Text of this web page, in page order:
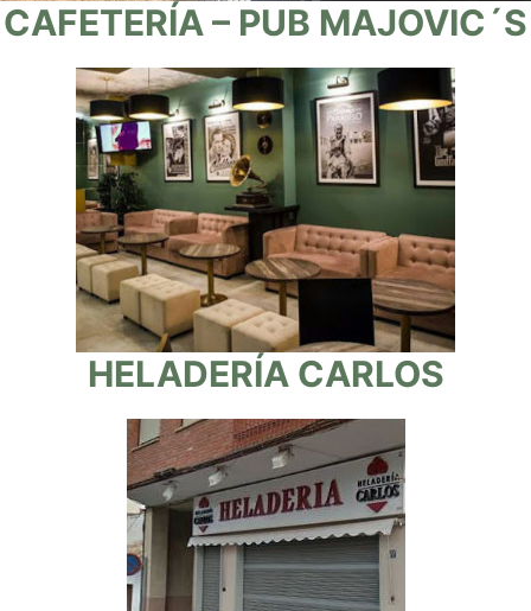
CAFETERÍA – PUB MAJOVIC´S
HELADERÍA CARLOS